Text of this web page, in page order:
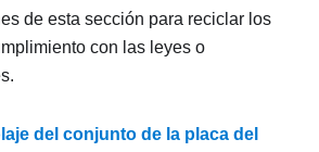
de esta sección para reciclar los
con las leyes o
del conjunto de la placa del